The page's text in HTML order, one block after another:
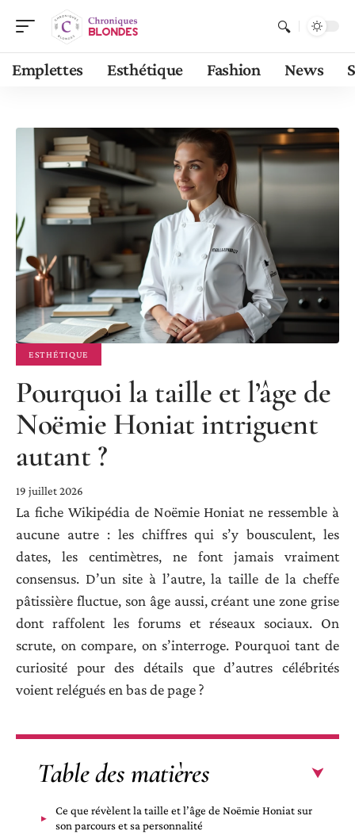
Emplettes Esthétique Fashion News
ESTHÉTIQUE
Pourquoi la taille et l’âge de
Noëmie Honiat intriguent
autant ?
19 juillet 2026
La fiche Wikipédia de Noëmie Honiat ne ressemble à
aucune autre : les chiffres qui s’y bousculent, les
dates, les centimètres, ne font jamais vraiment
consensus. D’un site à l’autre, la taille de la cheffe
pâtissière fluctue, son âge aussi, créant une zone grise
dont raffolent les forums et réseaux sociaux. On
scrute, on compare, on s’interroge. Pourquoi tant de
curiosité pour des détails que d’autres célébrités
voient relégués en bas de page ?
Table des matières
Ce que révèlent la taille et l’âge de Noëmie Honiat sur
son parcours et sa personnalité